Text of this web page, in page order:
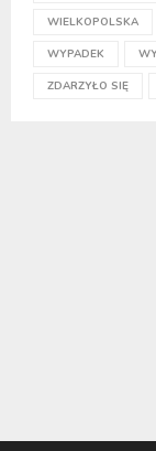
WIELKOPOLSKA
WYPADEK
ZDARZYŁO SIĘ